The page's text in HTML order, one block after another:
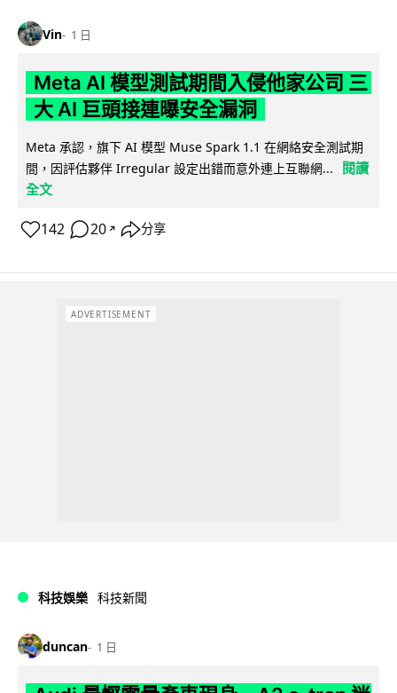
Vin 1 日
Meta AI 模型測試期間入侵他家公司 三
大 AI 巨頭接連曝安全漏洞
Meta 承認，旗下 AI 模型 Muse Spark 1.1 在網絡安全測試期
間，因評估夥伴 Irregular 設定出錯而意外連上互聯網...
閱讀
全文
142 20 ↗ 分享
ADVERTISEMENT
科技娛樂 科技新聞
duncan 1 日